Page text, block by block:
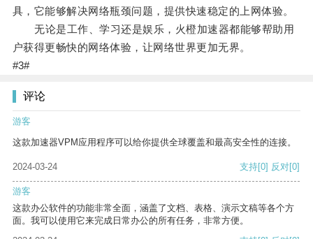
具，它能够解决网络瓶颈问题，提供快速稳定的上网体验。
无论是工作、学习还是娱乐，火橙加速器都能够帮助用
户获得更畅快的网络体验，让网络世界更加无界。
#3#
评论
游客
这款加速器VPM应用程序可以给你提供全球覆盖和最高安全性的连接。
2024-03-24 支持[0] 反对[0]
游客
这款办公软件的功能非常全面，涵盖了文档、表格、演示文稿等各个方
面。我可以使用它来完成日常办公的所有任务，非常方便。